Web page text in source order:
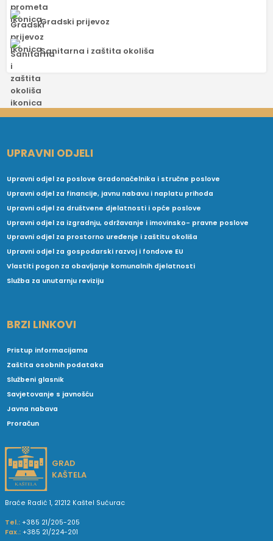
Gradski prijevoz
Sanitarna i zaštita okoliša
UPRAVNI ODJELI
Upravni odjel za poslove Gradonačelnika i stručne poslove
Upravni odjel za financije, javnu nabavu i naplatu prihoda
Upravni odjel za društvene djelatnosti i opće poslove
Upravni odjel za izgradnju, održavanje i imovinsko- pravne poslove
Upravni odjel za prostorno uređenje i zaštitu okoliša
Upravni odjel za gospodarski razvoj i fondove EU
Vlastiti pogon za obavljanje komunalnih djelatnosti
Služba za unutarnju reviziju
BRZI LINKOVI
Pristup informacijama
Zaštita osobnih podataka
Službeni glasnik
Savjetovanje s javnošću
Javna nabava
Proračun
GRAD
KAŠTELA
Braće Radić 1, 21212 Kaštel Sućurac
Tel.: +385 21/205-205
Fax.: +385 21/224-201